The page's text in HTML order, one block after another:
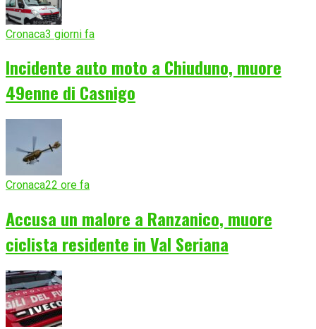
Cronaca3 giorni fa
Incidente auto moto a Chiuduno, muore
49enne di Casnigo
Cronaca22 ore fa
Accusa un malore a Ranzanico, muore
ciclista residente in Val Seriana